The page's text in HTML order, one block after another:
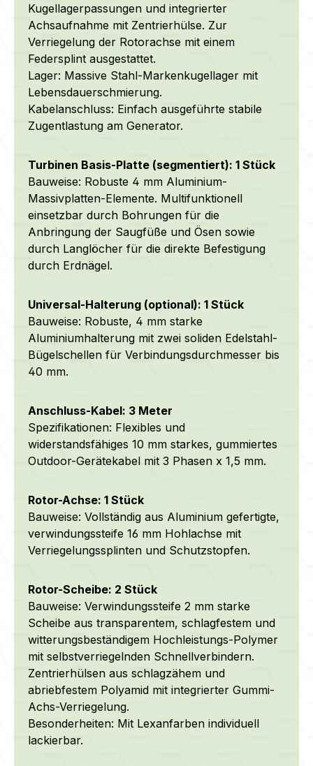
Kugellagerpassungen und integrierter
Achsaufnahme mit Zentrierhülse. Zur
Verriegelung der Rotorachse mit einem
Federsplint ausgestattet.
Lager: Massive Stahl-Markenkugellager mit
Lebensdauerschmierung.
Kabelanschluss: Einfach ausgeführte stabile
Zugentlastung am Generator.
Turbinen Basis-Platte (segmentiert): 1 Stück
Bauweise: Robuste 4 mm Aluminium-
Massivplatten-Elemente. Multifunktionell
einsetzbar durch Bohrungen für die
Anbringung der Saugfüße und Ösen sowie
durch Langlöcher für die direkte Befestigung
durch Erdnägel.
Universal-Halterung (optional): 1 Stück
Bauweise: Robuste, 4 mm starke
Aluminiumhalterung mit zwei soliden Edelstahl-
Bügelschellen für Verbindungsdurchmesser bis
40 mm.
Anschluss-Kabel: 3 Meter
Spezifikationen: Flexibles und
widerstandsfähiges 10 mm starkes, gummiertes
Outdoor-Gerätekabel mit 3 Phasen x 1,5 mm.
Rotor-Achse: 1 Stück
Bauweise: Vollständig aus Aluminium gefertigte,
verwindungssteife 16 mm Hohlachse mit
Verriegelungssplinten und Schutzstopfen.
Rotor-Scheibe: 2 Stück
Bauweise: Verwindungssteife 2 mm starke
Scheibe aus transparentem, schlagfestem und
witterungsbeständigem Hochleistungs-Polymer
mit selbstverriegelnden Schnellverbindern.
Zentrierhülsen aus schlagzähem und
abriebfestem Polyamid mit integrierter Gummi-
Achs-Verriegelung.
Besonderheiten: Mit Lexanfarben individuell
lackierbar.